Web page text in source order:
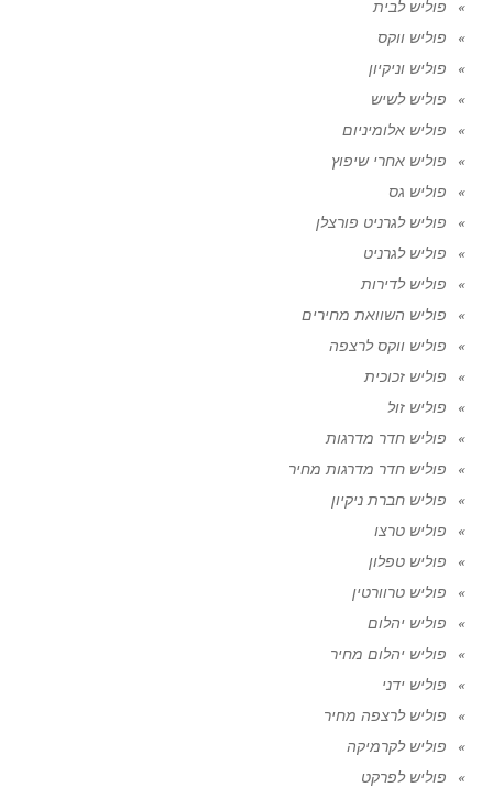
פוליש לבית
פוליש ווקס
פוליש וניקיון
פוליש לשיש
פוליש אלומיניום
פוליש אחרי שיפוץ
פוליש גס
פוליש לגרניט פורצלן
פוליש לגרניט
פוליש לדירות
פוליש השוואת מחירים
פוליש ווקס לרצפה
פוליש זכוכית
פוליש זול
פוליש חדר מדרגות
פוליש חדר מדרגות מחיר
פוליש חברת ניקיון
פוליש טרצו
פוליש טפלון
פוליש טרוורטין
פוליש יהלום
פוליש יהלום מחיר
פוליש ידני
פוליש לרצפה מחיר
פוליש לקרמיקה
פוליש לפרקט